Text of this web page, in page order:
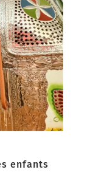
enfants